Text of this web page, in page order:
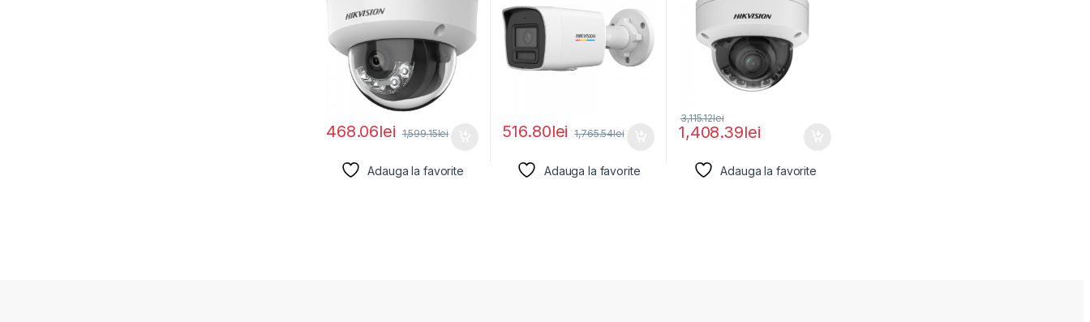
468.06lei 1,599.15lei
Adauga la favorite
516.80lei 1,765.54lei
Adauga la favorite
1,408.39lei
3,115.12lei
Adauga la favorite